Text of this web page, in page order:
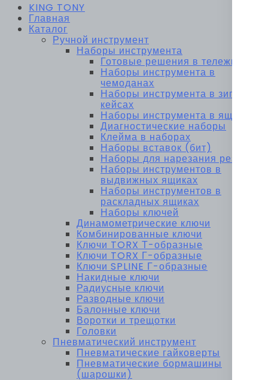
KING TONY
Главная
Каталог
Ручной инструмент
Наборы инструмента
Готовые решения в тележках
Наборы инструмента в
чемоданах
Наборы инструмента в зип-
кейсах
Наборы инструмента в ящиках
Диагностические наборы
Клейма в наборах
Наборы вставок (бит)
Наборы для нарезания резьбы
Наборы инструментов в
выдвижных ящиках
Наборы инструментов в
раскладных ящиках
Наборы ключей
Динамометрические ключи
Комбинированные ключи
Ключи TORX Т-образные
Ключи TORX Г-образные
Ключи SPLINE Г-образные
Накидные ключи
Радиусные ключи
Разводные ключи
Балонные ключи
Воротки и трещотки
Головки
Пневматический инструмент
Пневматические гайковерты
Пневматические бормашины
(шарошки)